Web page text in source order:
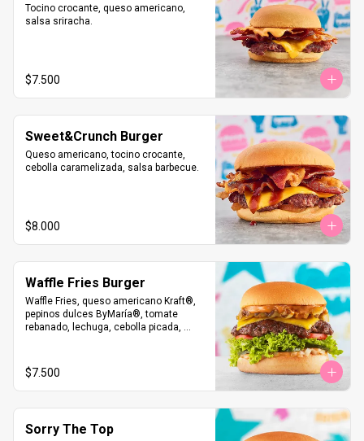
Tocino crocante, queso americano,
salsa sriracha.
$7.500
Sweet&Crunch Burger
Queso americano, tocino crocante,
cebolla caramelizada, salsa barbecue.
$8.000
Waffle Fries Burger
Waffle Fries, queso americano Kraft®️,
pepinos dulces ByMaría®, tomate
rebanado, lechuga, cebolla picada,
Certified Angus Beef® Burger o
NotBurger by NotCo®
$7.500
Sorry The Top